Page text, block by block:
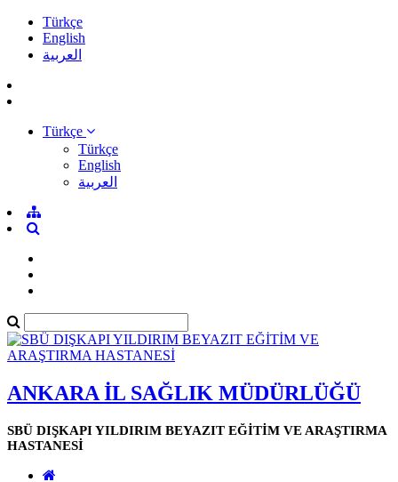
Türkçe
English
العربية
Türkçe
Türkçe
English
العربية
ANKARA İL SAĞLIK MÜDÜRLÜĞÜ
SBÜ DIŞKAPI YILDIRIM BEYAZIT EĞİTİM VE ARAŞTIRMA
HASTANESİ